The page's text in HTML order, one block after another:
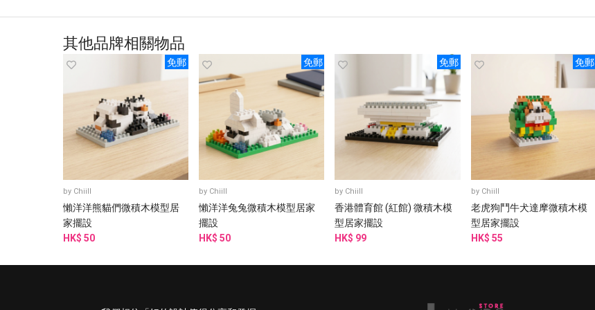
其他品牌相關物品
免郵
by Chiill
懶洋洋熊貓們微積木模型居
家擺設
HK$ 50
免郵
by Chiill
懶洋洋兔兔微積木模型居家
擺設
HK$ 50
免郵
by Chiill
香港體育館 (紅館) 微積木模
型居家擺設
HK$ 99
免郵
by Chiill
老虎狗鬥牛犬達摩微積木模
型居家擺設
HK$ 55